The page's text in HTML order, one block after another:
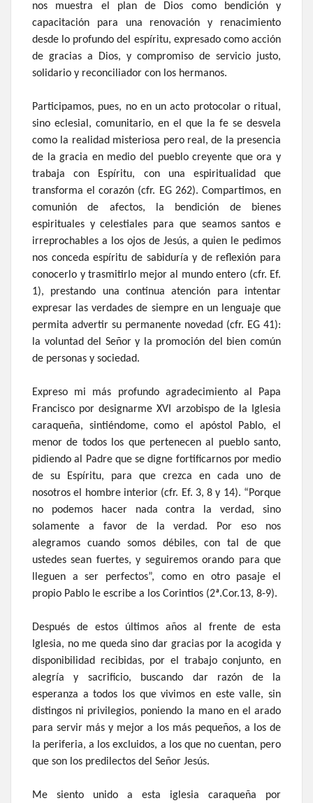
nos muestra el plan de Dios como bendición y
capacitación para una renovación y renacimiento
desde lo profundo del espíritu, expresado como acción
de gracias a Dios, y compromiso de servicio justo,
solidario y reconciliador con los hermanos.
Participamos, pues, no en un acto protocolar o ritual,
sino eclesial, comunitario, en el que la fe se desvela
como la realidad misteriosa pero real, de la presencia
de la gracia en medio del pueblo creyente que ora y
trabaja con Espíritu, con una espiritualidad que
transforma el corazón (cfr. EG 262). Compartimos, en
comunión de afectos, la bendición de bienes
espirituales y celestiales para que seamos santos e
irreprochables a los ojos de Jesús, a quien le pedimos
nos conceda espíritu de sabiduría y de reflexión para
conocerlo y trasmitirlo mejor al mundo entero (cfr. Ef.
1), prestando una continua atención para intentar
expresar las verdades de siempre en un lenguaje que
permita advertir su permanente novedad (cfr. EG 41):
la voluntad del Señor y la promoción del bien común
de personas y sociedad.
Expreso mi más profundo agradecimiento al Papa
Francisco por designarme XVI arzobispo de la Iglesia
caraqueña, sintiéndome, como el apóstol Pablo, el
menor de todos los que pertenecen al pueblo santo,
pidiendo al Padre que se digne fortificarnos por medio
de su Espíritu, para que crezca en cada uno de
nosotros el hombre interior (cfr. Ef. 3, 8 y 14). “Porque
no podemos hacer nada contra la verdad, sino
solamente a favor de la verdad. Por eso nos
alegramos cuando somos débiles, con tal de que
ustedes sean fuertes, y seguiremos orando para que
lleguen a ser perfectos”, como en otro pasaje el
propio Pablo le escribe a los Corintios (2ª.Cor.13, 8-9).
Después de estos últimos años al frente de esta
Iglesia, no me queda sino dar gracias por la acogida y
disponibilidad recibidas, por el trabajo conjunto, en
alegría y sacrificio, buscando dar razón de la
esperanza a todos los que vivimos en este valle, sin
distingos ni privilegios, poniendo la mano en el arado
para servir más y mejor a los más pequeños, a los de
la periferia, a los excluidos, a los que no cuentan, pero
que son los predilectos del Señor Jesús.
Me siento unido a esta iglesia caraqueña por